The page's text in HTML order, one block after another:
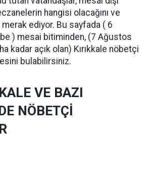
hangisi olacağını ve
ediyor. Bu sayfada ( 6
) mesai bitiminden, (7 Ağustos
kadar açık olan) Kırıkkale nöbetçi
bulabilirsiniz.
VE BAZI
NÖBETÇİ